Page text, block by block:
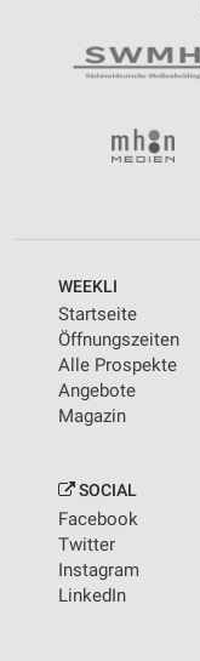
WEEKLI
Startseite
Öffnungszeiten
Alle Prospekte
Angebote
Magazin
SOCIAL
Facebook
Twitter
Instagram
LinkedIn